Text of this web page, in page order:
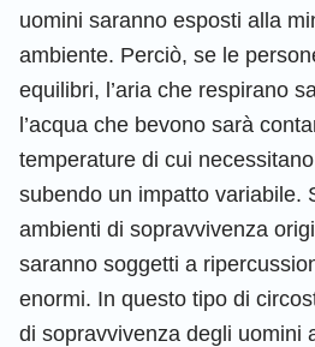
uomini saranno esposti alla
ambiente. Perciò, se le
equilibri, l’aria che respirano
l’acqua che bevono sarà
temperature di cui
subendo un impatto variabile.
ambienti di sopravvivenza
saranno soggetti a
enormi. In questo tipo di
di sopravvivenza degli uomini